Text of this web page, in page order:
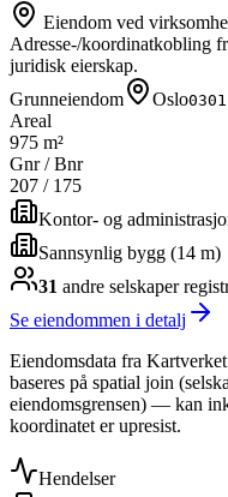
Eiendom ved
Adresse-/koordinatkobling
juridisk eierskap.
Grunneiendom
Oslo
Areal
975 m²
Gnr / Bnr
207 / 175
Kontor- og
Sannsynlig bygg (14 m)
31 andre selskaper
Se eiendommen i detalj
Eiendomsdata fra
baseres på spatial join
eiendomsgrensen) — kan
koordinatet er upresist.
Hendelser